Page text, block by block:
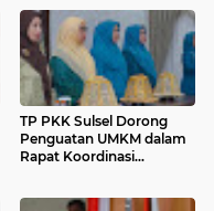
TP PKK Sulsel Dorong
Penguatan UMKM dalam
Rapat Koordinasi